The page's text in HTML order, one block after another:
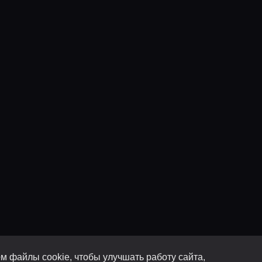
файлы cookie, чтобы улучшать работу сайта,